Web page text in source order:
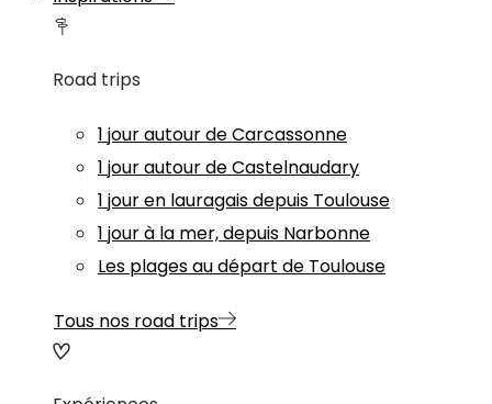
Road trips
1 jour autour de Carcassonne
1 jour autour de Castelnaudary
1 jour en lauragais depuis Toulouse
1 jour à la mer, depuis Narbonne
Les plages au départ de Toulouse
Tous nos road trips